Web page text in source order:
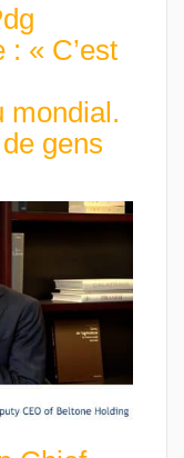
« C’est
mondial.
gens